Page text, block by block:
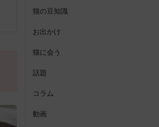
猫の豆知識
お出かけ
猫に会う
話題
コラム
動画